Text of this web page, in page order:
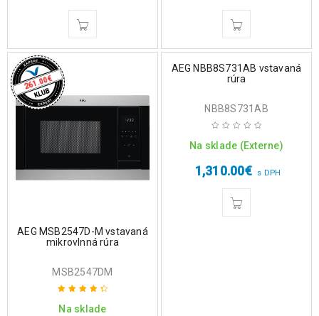
261.00€
AEG MSB2547D-M vstavaná
mikrovlnná rúra
MSB2547DM
Hodnotenie
Na sklade
AEG NBB8S731AB vstavaná
rúra
NBB8S731AB
Na sklade (Externe)
1,310.00€ s DPH